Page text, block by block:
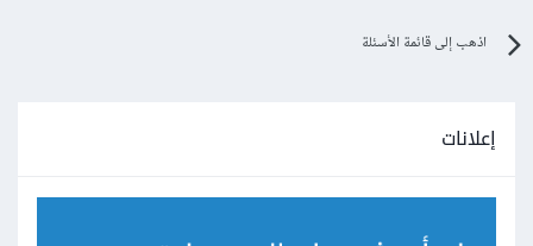
اذهب إلى قائمة الأسئلة
إعلانات